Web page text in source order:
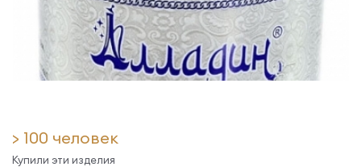
> 100 человек
Купили эти изделия